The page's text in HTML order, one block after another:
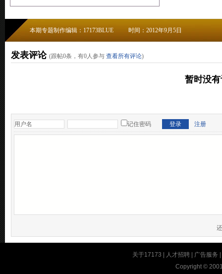
本期专题制作编辑：17173BLUE 时间：2012年9月5日
发表评论 (跟帖0条，有0人参与 查看所有评论)
暂时没
记住密码 注册
关于17173 人才招聘 广告服务
Copyright ©